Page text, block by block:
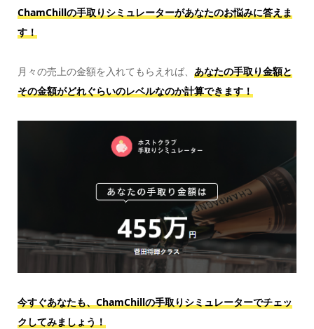
ChamChillの手取りシミュレーターがあなたのお悩みに答えま
す！
月々の売上の金額を入れてもらえれば、 あなたの手取り金額と
その金額がどれぐらいのレベルなのか計算できます！
今すぐあなたも、ChamChillの手取りシミュレーターでチェッ
クしてみましょう！